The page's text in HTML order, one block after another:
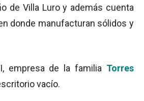
de Villa Luro y además cuenta
donde manufacturan sólidos y
empresa de la familia Torres
vacío.